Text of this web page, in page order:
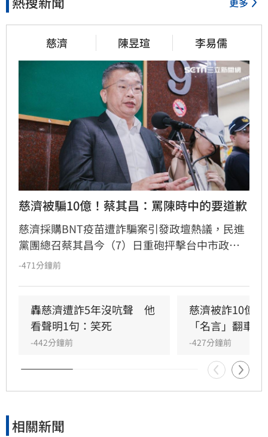
慈濟 陳昱瑄 李易儒
慈濟被騙10億！蔡其昌：罵陳時中的要道歉
慈濟採購BNT疫苗遭詐騙案引發政壇熱議，民進
黨團總召蔡其昌今（7）日重砲抨擊台中市政
府，直言壞事頻傳與市府態度有關，痛批市長若
個道歉。此外，針對藍白陣營推動公投議題，蔡
其昌批評此舉恐有立法院怠惰之嫌，認為應透過
修法或政策執行解決，而非耗費公帑辦理公投，
並呼籲立委應回歸本職，實質推動政策改善。
-471分鐘前
轟慈濟遭詐5年沒吭聲　他
看聲明1句：笑死
-442分鐘前
慈濟被詐10億
「名言」翻車
-427分鐘前
相關新聞